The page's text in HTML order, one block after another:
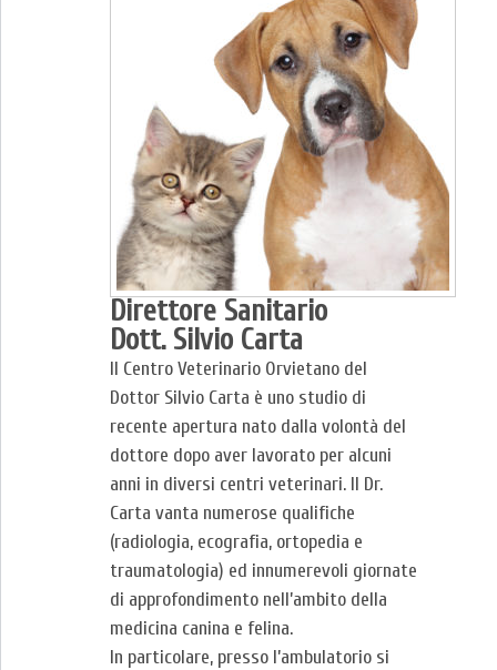
Direttore Sanitario
Dott. Silvio Carta
Il Centro Veterinario Orvietano del
Dottor Silvio Carta è uno studio di
recente apertura nato dalla volontà del
dottore dopo aver lavorato per alcuni
anni in diversi centri veterinari. Il Dr.
Carta vanta numerose qualifiche
(radiologia, ecografia, ortopedia e
traumatologia) ed innumerevoli giornate
di approfondimento nell’ambito della
medicina canina e felina.
In particolare, presso l’ambulatorio si